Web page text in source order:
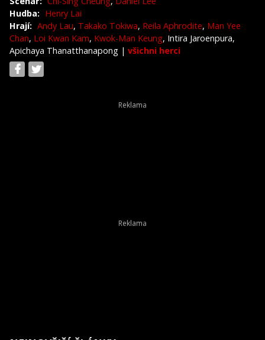
Hudba: Henry Lai
Hrají: Andy Lau, Takako Tokiwa, Reila Aphrodite, Man Yee
Chan, Loi Kwan Kam, Kwok-Man Keung, Intira Jaroenpura,
Apichaya Thanatthanapong | všichni herci